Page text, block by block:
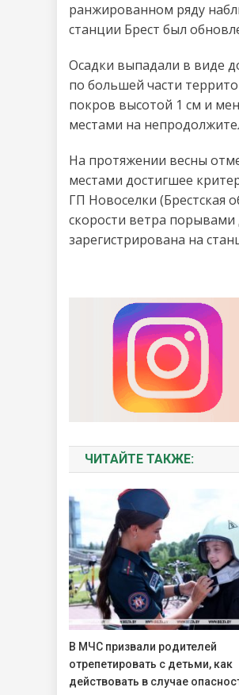
ранжированном ряду
станции Брест был
Осадки выпадали в виде
по большей части
покров высотой 1 см и
местами на
На протяжении весны
местами достигшее
ГП Новоселки (Брестская
скорости ветра порывами
зарегистрирована на
ЧИТАЙТЕ ТАКЖЕ:
В МЧС призвали родителей
отрепетировать с детьми, как
действовать в случае